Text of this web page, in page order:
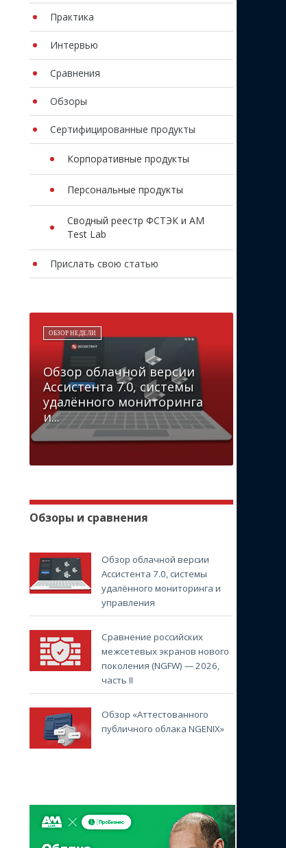
Практика
Интервью
Сравнения
Обзоры
Сертифицированные продукты
Корпоративные продукты
Персональные продукты
Сводный реестр ФСТЭК и AM
Test Lab
Прислать свою статью
ОБЗОР НЕДЕЛИ
Обзор облачной версии
Ассистента 7.0, системы
удалённого мониторинга
и...
Обзоры и сравнения
Обзор облачной версии
Ассистента 7.0, системы
удалённого мониторинга и
управления
Сравнение российских
межсетевых экранов нового
поколения (NGFW) — 2026,
часть II
Обзор «Аттестованного
публичного облака NGENIX»